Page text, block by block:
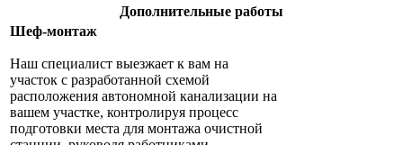
Дополнительные работы
Шеф-монтаж
Наш специалист выезжает к вам на
участок с разработанной схемой
расположения автономной канализации на
вашем участке, контролируя процесс
подготовки места для монтажа очистной